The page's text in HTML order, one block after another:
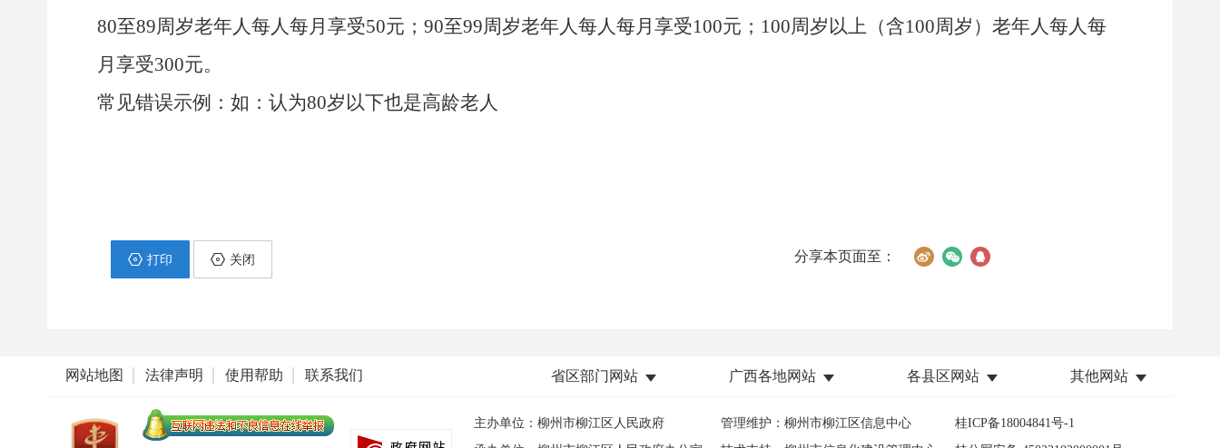
80至89周岁老年人每人每月享受50元；90至99周岁老年人每人每月享受100元；100周岁以上（含100周岁）老年人每人每
月享受300元。
常见错误示例：如：认为80岁以下也是高龄老人
打印 关闭 分享本页面至：
网站地图 法律声明 使用帮助 联系我们 省区部门网站 广西各地网站 各县区网站 其他网站
主办单位：柳州市柳江区人民政府
管理维护：柳州市柳江区信息中心
桂ICP备18004841号-1